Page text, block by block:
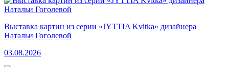
Выставка картин из серии «JYTTIA Kvitka» дизайнера
Натальи Гоголевой
03.08.2026